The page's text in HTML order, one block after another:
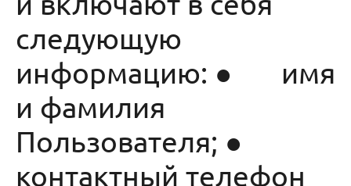
следующую
информацию: ● имя
и фамилия
Пользователя; ●
контактный телефон